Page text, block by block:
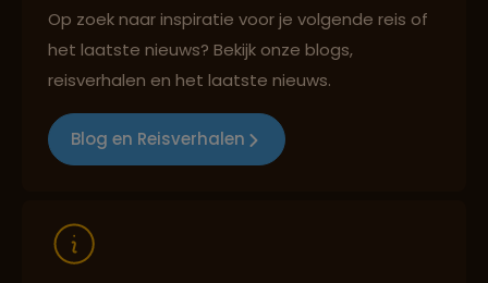
Reizen met oog voor mens, cultuur en milieu
Op zoek naar inspiratie voor je volgende reis of
het laatste nieuws? Bekijk onze blogs,
reisverhalen en het laatste nieuws.
Blog en Reisverhalen